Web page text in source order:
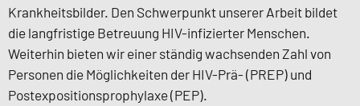
Krankheitsbilder. Den Schwerpunkt unserer Arbeit bildet
die langfristige Betreuung HIV-infizierter Menschen.
Weiterhin bieten wir einer ständig wachsenden Zahl von
Personen die Möglichkeiten der HIV-Prä- (PREP) und
Postexpositionsprophylaxe (PEP).